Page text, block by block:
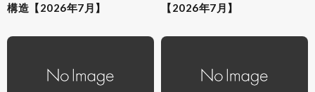
構造【2026年7月】
【2026年7月】